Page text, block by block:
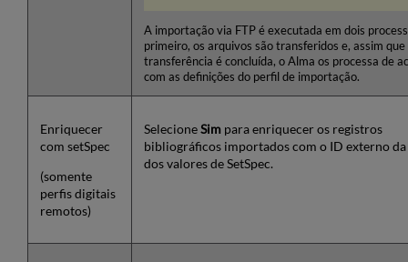
A importação via FTP é executada em dois
primeiro, os arquivos são transferidos e, assim que
transferência é concluída, o Alma os processa de
com as definições do perfil de importação.
Enriquecer
com setSpec
(somente
perfis digitais
remotos)
SelecioneSimpara enriquecer os registros
bibliográficos importados com o ID externo
dos valores de SetSpec.